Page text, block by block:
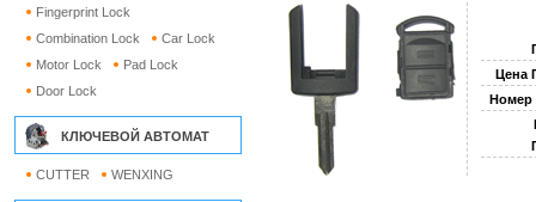
Fingerprint Lock
Combination Lock
Car Lock
Motor Lock
Pad Lock
Door Lock
КЛЮЧЕВОЙ АВТОМАТ
CUTTER WENXING
Цена
Номер